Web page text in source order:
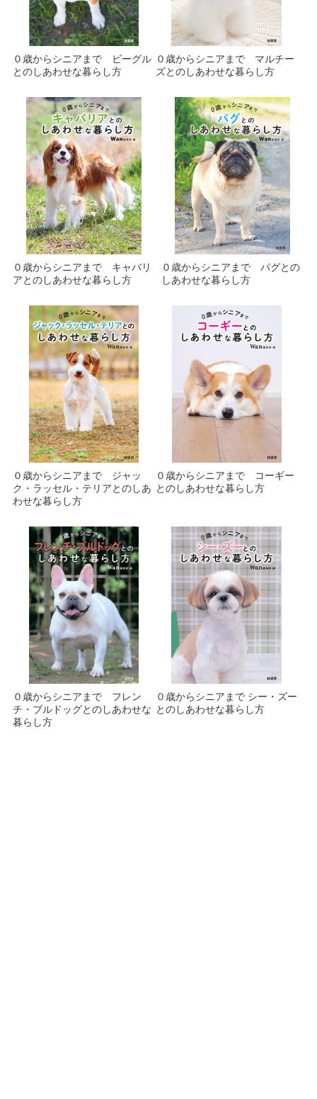
０歳からシニアまで ビーグル
とのしあわせな暮らし方
０歳からシニアまで マルチー
ズとのしあわせな暮らし方
０歳からシニアまで キャバリ
アとのしあわせな暮らし方
０歳からシニアまで パグとの
しあわせな暮らし方
０歳からシニアまで ジャッ
ク・ラッセル・テリアとのしあ
わせな暮らし方
０歳からシニアまで コーギー
とのしあわせな暮らし方
０歳からシニアまで フレン
チ・ブルドッグとのしあわせな
暮らし方
０歳からシニアまで シー・ズー
とのしあわせな暮らし方